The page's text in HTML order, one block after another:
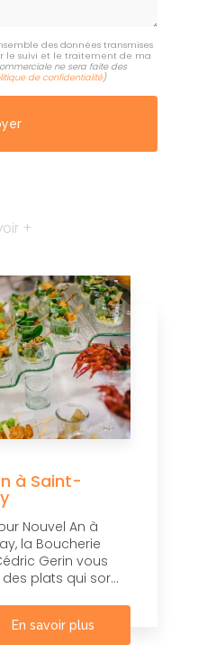
des données transmises
le suivi et le traitement de ma
ne sera faite des
de confidentialité)
+
à Saint-
Nouvel An à
la Boucherie
Gerin vous
plats qui sor...
En savoir plus